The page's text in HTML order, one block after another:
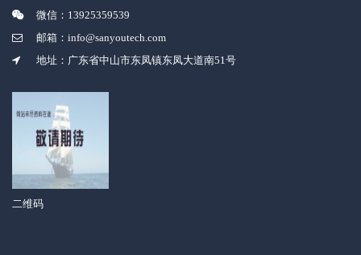
微信：13925359539
邮箱：info@sanyoutech.com
地址：广东省中山市东凤镇东凤大道南51号
二维码